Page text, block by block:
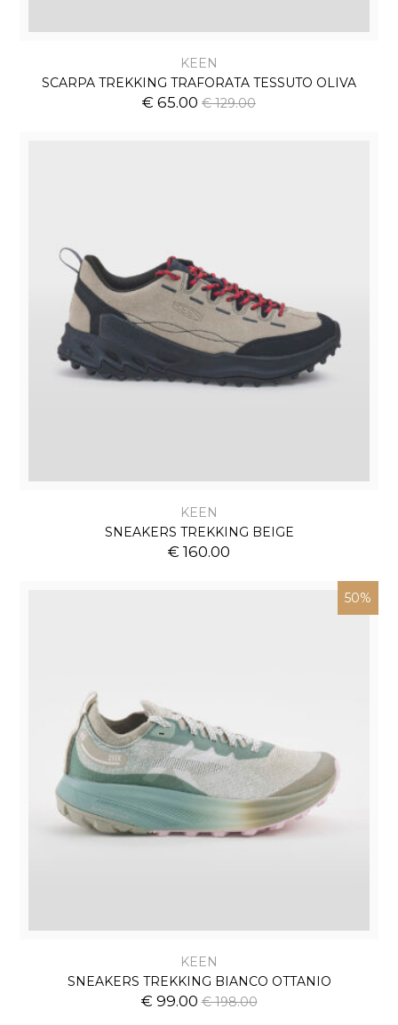
KEEN
SCARPA TREKKING TRAFORATA TESSUTO OLIVA
€ 65.00 € 129.00
KEEN
SNEAKERS TREKKING BEIGE
€ 160.00
50%
KEEN
SNEAKERS TREKKING BIANCO OTTANIO
€ 99.00€ 198.00